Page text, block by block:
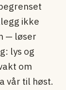
ikke
— løser
lys og
om
vår til høst.